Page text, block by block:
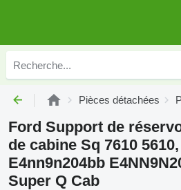
Pièces détachées
Ford Support de
de cabine Sq 7610
E4nn9n204bb
Super Q Cab